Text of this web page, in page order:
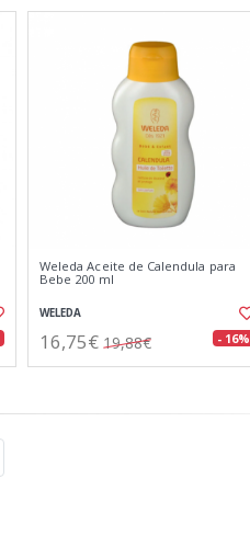
Weleda Aceite de Calendula para
Bebe 200 ml
WELEDA
16,75€ 19,88€ - 16%